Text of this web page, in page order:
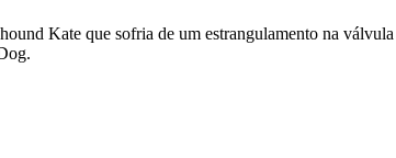
Kate que sofria de um estrangulamento na